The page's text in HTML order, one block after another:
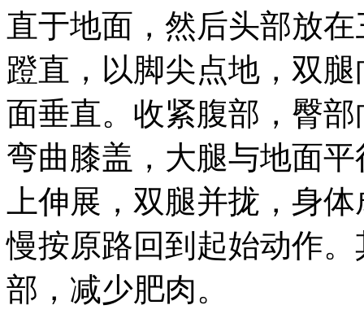
直于地面，然后头部放
蹬直，以脚尖点地，双
面垂直。收紧腹部，臀
弯曲膝盖，大腿与地面
上伸展，双腿并拢，身
慢按原路回到起始动作
部，减少肥肉。